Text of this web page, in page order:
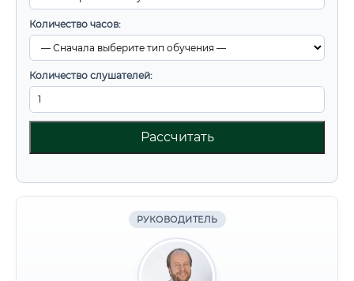
Количество часов:
Количество слушателей:
Рассчитать
РУКОВОДИТЕЛЬ